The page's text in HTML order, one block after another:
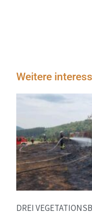
Weitere
DREI